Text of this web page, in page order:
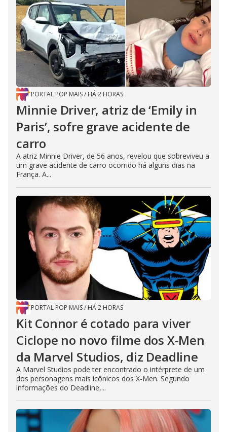
PORTAL POP MAIS/ HÁ 2 HORAS
Minnie Driver, atriz de ‘Emily in
Paris’, sofre grave acidente de
carro
A atriz Minnie Driver, de 56 anos, revelou que sobreviveu a
um grave acidente de carro ocorrido há alguns dias na
França. A...
PORTAL POP MAIS/ HÁ 2 HORAS
Kit Connor é cotado para viver
Ciclope no novo filme dos X-Men
da Marvel Studios, diz Deadline
A Marvel Studios pode ter encontrado o intérprete de um
dos personagens mais icônicos dos X-Men. Segundo
informações do Deadline,...